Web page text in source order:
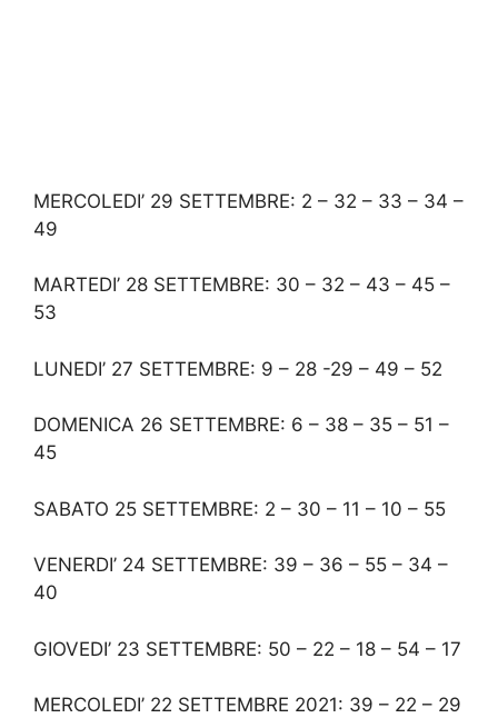
MERCOLEDI’ 29 SETTEMBRE: 2 – 32 – 33 – 34 –
49
MARTEDI’ 28 SETTEMBRE: 30 – 32 – 43 – 45 –
53
LUNEDI’ 27 SETTEMBRE: 9 – 28 -29 – 49 – 52
DOMENICA 26 SETTEMBRE: 6 – 38 – 35 – 51 –
45
SABATO 25 SETTEMBRE: 2 – 30 – 11 – 10 – 55
VENERDI’ 24 SETTEMBRE: 39 – 36 – 55 – 34 –
40
GIOVEDI’ 23 SETTEMBRE: 50 – 22 – 18 – 54 – 17
MERCOLEDI’ 22 SETTEMBRE 2021: 39 – 22 – 29